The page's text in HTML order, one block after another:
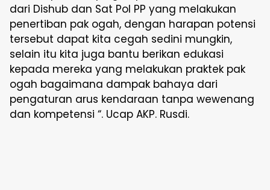
dari Dishub dan Sat Pol PP yang melakukan
penertiban pak ogah, dengan harapan potensi
tersebut dapat kita cegah sedini mungkin,
selain itu kita juga bantu berikan edukasi
kepada mereka yang melakukan praktek pak
ogah bagaimana dampak bahaya dari
pengaturan arus kendaraan tanpa wewenang
dan kompetensi “. Ucap AKP. Rusdi.